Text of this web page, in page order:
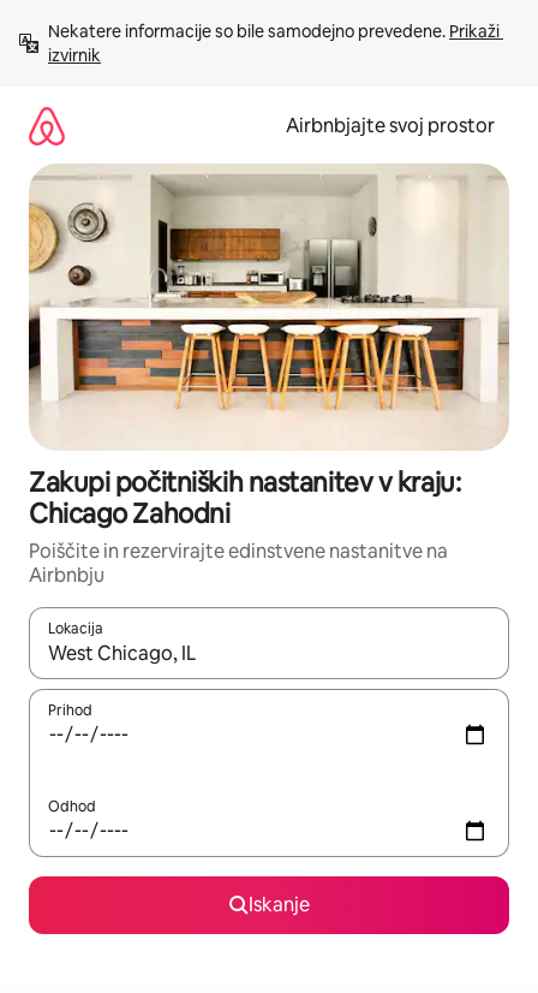
vsebino
Nekatere informacije so bile samodejno prevedene. Prikaži
izvirnik
Airbnbjajte svoj prostor
Zakupi počitniških nastanitev v kraju:
Chicago Zahodni
Poiščite in rezervirajte edinstvene nastanitve na
Airbnbju
Lokacija
Ko so rezultati na voljo, krmarite s puščičnima tipkama gor in
Prihod
Odhod
Iskanje